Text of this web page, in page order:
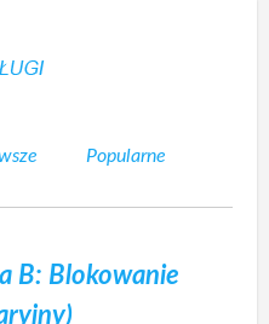
Popularne
B: Blokowanie